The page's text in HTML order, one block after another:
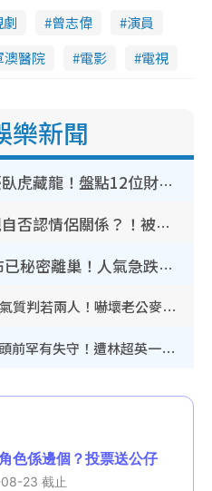
劇 曾志偉
演員
澳醫院 電影 電視
樂新聞
《愛回家》隱形富豪臥虎藏龍！盤點12位財氣逼人的有錢藝人：呢位靚女3億身家唔憂做
葉蒨文拍拖一周年親自否認情侶關係？！被質疑感情造假竟稱GM「普通同事」
30歲男藝人低調宣布已秘密離巢！人氣急跌變失蹤人口︰「這幾年過得並不容易」
簡淑兒染金毛剪短頭髮氣質判若兩人！嚇壞老公麥大力都認唔出：「你做咩事？」
TVB新聞主播陳嘉欣鏡頭前罕有失守！遭林超英一句說話突襲嚇親當場大笑